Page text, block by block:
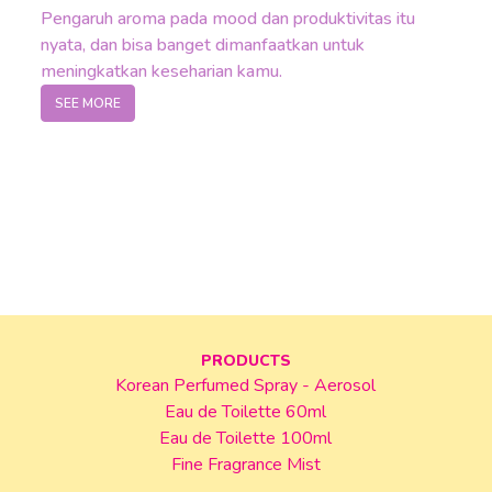
5. Apakah parfum dapat mendukung pengalaman
Tentu saja. Selain kostum, makeup, dan aksesori, aroma
Jadi Mizzi, untuk menjadi versi terbaik dari diri sendiri
Perfumed Spray Relax at Nami Island, Mizzi bisa tampil
Pengaruh aroma pada mood dan produktivitas itu
nyata, dan bisa banget dimanfaatkan untuk
meningkatkan keseharian kamu.
SEE MORE
PRODUCTS
Korean Perfumed Spray - Aerosol
Eau de Toilette 60ml
Eau de Toilette 100ml
Fine Fragrance Mist